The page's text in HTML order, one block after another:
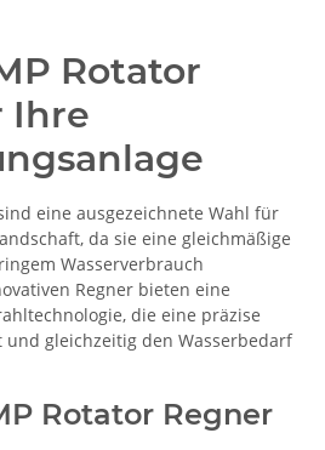
Rotator
Ihre
eine ausgezeichnete Wahl für
da sie eine gleichmäßige
Wasserverbrauch
Regner bieten eine
die eine präzise
und gleichzeitig den Wasserbedarf
Rotator Regner